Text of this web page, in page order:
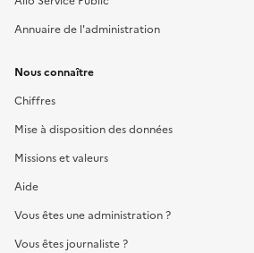
Annuaire de l'administration
Nous connaître
Chiffres
Mise à disposition des données
Missions et valeurs
Aide
Vous êtes une administration ?
Vous êtes journaliste ?